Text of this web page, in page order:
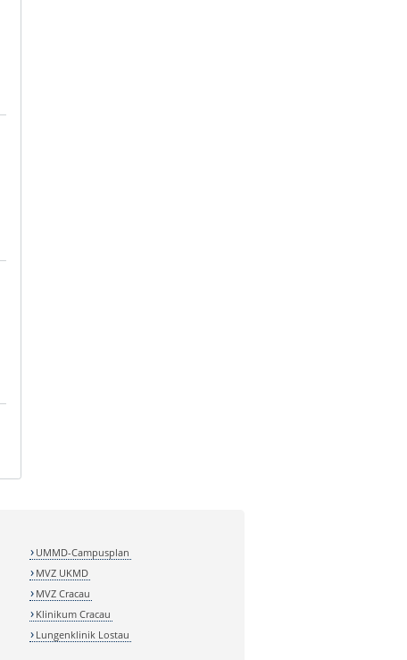
UMMD-Campusplan
MVZ UKMD
MVZ Cracau
Klinikum Cracau
Lungenklinik Lostau